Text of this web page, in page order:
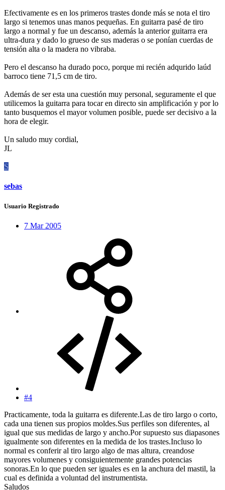
Efectivamente es en los primeros trastes donde más se nota el tiro
largo si tenemos unas manos pequeñas. En guitarra pasé de tiro
largo a normal y fue un descanso, además la anterior guitarra era
ultra-dura y dado lo grueso de sus maderas o se ponían cuerdas de
tensión alta o la madera no vibraba.
Pero el descanso ha durado poco, porque mi recién adqurido laúd
barroco tiene 71,5 cm de tiro.
Además de ser esta una cuestión muy personal, seguramente el que
utilicemos la guitarra para tocar en directo sin amplificación y por lo
tanto busquemos el mayor volumen posible, puede ser decisivo a la
hora de elegir.
Un saludo muy cordial,
JL
S
sebas
Usuario Registrado
7 Mar 2005
#4
Practicamente, toda la guitarra es diferente.Las de tiro largo o corto,
cada una tienen sus propios moldes.Sus perfiles son diferentes, al
igual que sus medidas de largo y ancho.Por supuesto sus diapasones
igualmente son diferentes en la medida de los trastes.Incluso lo
normal es conferir al tiro largo algo de mas altura, creandose
mayores volumenes y consiguientemente grandes potencias
sonoras.En lo que pueden ser iguales es en la anchura del mastil, la
cual es definida a voluntad del instrumentista.
Saludos